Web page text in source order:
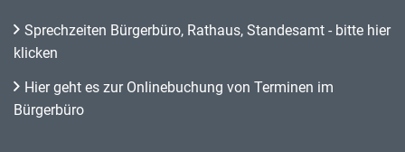
Sprechzeiten Bürgerbüro, Rathaus, Standesamt - bitte hier
klicken
Hier geht es zur Onlinebuchung von Terminen im
Bürgerbüro